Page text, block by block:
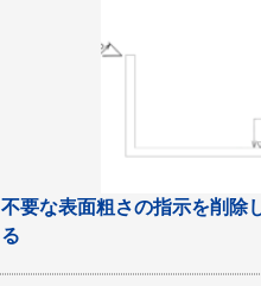
不要な表面粗さの指示を削除
る